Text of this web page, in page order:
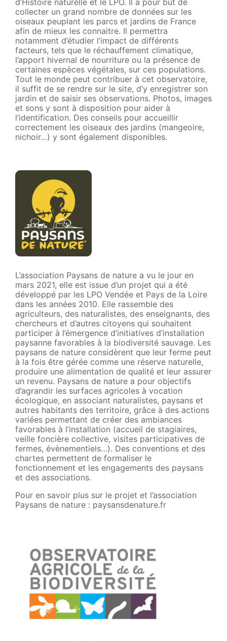
d’Histoire naturelle et le LPO. Il a pour but de
collecter un grand nombre de données sur les
oiseaux peuplant les parcs et jardins de France
afin de mieux les connaitre. Il permettra
notamment d’étudier l’impact de différents
facteurs, tels que le réchauffement climatique,
l’apport hivernal de nourriture ou la présence de
certaines espèces végétales, sur ces populations.
Tout le monde peut contribuer à cet observatoire,
il suffit de se rendre sur le site, d’y enregistrer son
jardin et de saisir ses observations. Photos, images
et sons y sont à disposition pour aider à
l’identification. Des conseils pour accueillir
correctement les oiseaux des jardins (mangeoire,
nichoir…) y sont également disponibles.
L’association Paysans de nature a vu le jour en
mars 2021, elle est issue d’un projet qui a été
développé par les LPO Vendée et Pays de la Loire
dans les années 2010. Elle rassemble des
agriculteurs, des naturalistes, des enseignants, des
chercheurs et d’autres citoyens qui souhaitent
participer à l’émergence d’initiatives d’installation
paysanne favorables à la biodiversité sauvage. Les
paysans de nature considèrent que leur ferme peut
à la fois être gérée comme une réserve naturelle,
produire une alimentation de qualité et leur assurer
un revenu. Paysans de nature a pour objectifs
d’agrandir les surfaces agricoles à vocation
écologique, en associant naturalistes, paysans et
autres habitants des territoire, grâce à des actions
variées permettant de créer des ambiances
favorables à l’installation (accueil de stagiaires,
veille foncière collective, visites participatives de
fermes, évènementiels…). Des conventions et des
chartes permettent de formaliser le
fonctionnement et les engagements des paysans
et des associations.
Pour en savoir plus sur le projet et l’association
Paysans de nature : paysansdenature.fr